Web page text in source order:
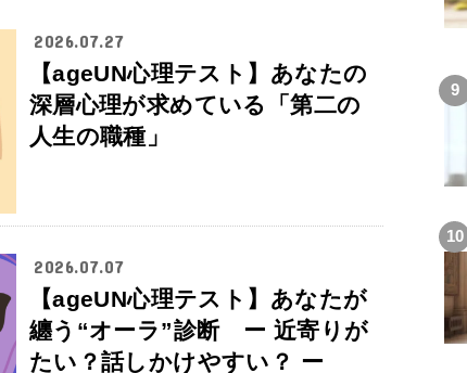
2026.07.27
【ageUN心理テスト】あなたの
深層心理が求めている「第二の
人生の職種」
2026.07.07
【ageUN心理テスト】あなたが
纏う“オーラ”診断 ー 近寄りが
たい？話しかけやすい？ ー